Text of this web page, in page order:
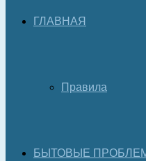
ГЛАВНАЯ
Правила
БЫТОВЫЕ